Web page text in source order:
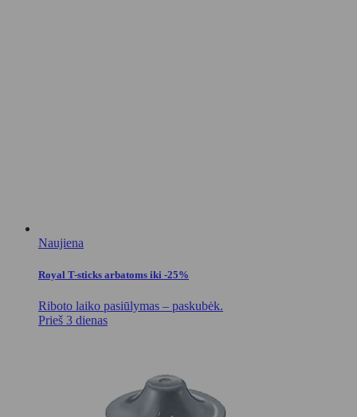
Naujiena
Royal T-sticks arbatoms iki -25%
Riboto laiko pasiūlymas – paskubėk.
Prieš 3 dienas